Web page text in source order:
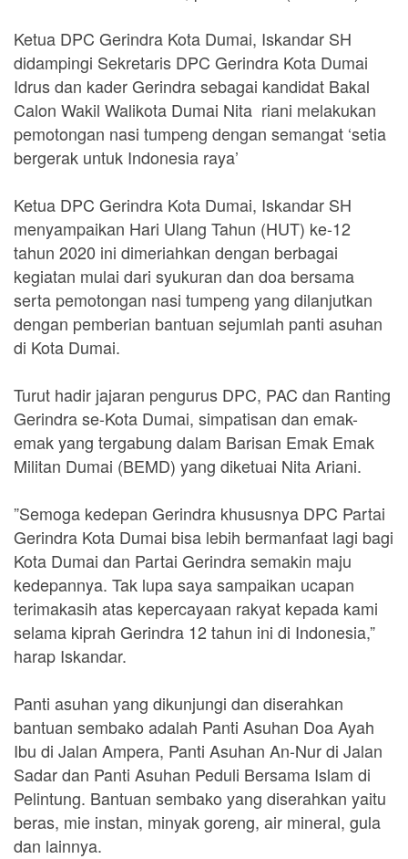
Ketua DPC Gerindra Kota Dumai, Iskandar SH
didampingi Sekretaris DPC Gerindra Kota Dumai
Idrus dan kader Gerindra sebagai kandidat Bakal
Calon Wakil Walikota Dumai Nita riani melakukan
pemotongan nasi tumpeng dengan semangat ‘setia
bergerak untuk Indonesia raya’
Ketua DPC Gerindra Kota Dumai, Iskandar SH
menyampaikan Hari Ulang Tahun (HUT) ke-12
tahun 2020 ini dimeriahkan dengan berbagai
kegiatan mulai dari syukuran dan doa bersama
serta pemotongan nasi tumpeng yang dilanjutkan
dengan pemberian bantuan sejumlah panti asuhan
di Kota Dumai.
Turut hadir jajaran pengurus DPC, PAC dan Ranting
Gerindra se-Kota Dumai, simpatisan dan emak-
emak yang tergabung dalam Barisan Emak Emak
Militan Dumai (BEMD) yang diketuai Nita Ariani.
”Semoga kedepan Gerindra khususnya DPC Partai
Gerindra Kota Dumai bisa lebih bermanfaat lagi bagi
Kota Dumai dan Partai Gerindra semakin maju
kedepannya. Tak lupa saya sampaikan ucapan
terimakasih atas kepercayaan rakyat kepada kami
selama kiprah Gerindra 12 tahun ini di Indonesia,”
harap Iskandar.
Panti asuhan yang dikunjungi dan diserahkan
bantuan sembako adalah Panti Asuhan Doa Ayah
Ibu di Jalan Ampera, Panti Asuhan An-Nur di Jalan
Sadar dan Panti Asuhan Peduli Bersama Islam di
Pelintung. Bantuan sembako yang diserahkan yaitu
beras, mie instan, minyak goreng, air mineral, gula
dan lainnya.